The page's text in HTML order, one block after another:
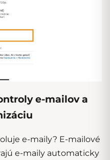
e-mailov a
e-maily? E-mailové
e-maily automaticky